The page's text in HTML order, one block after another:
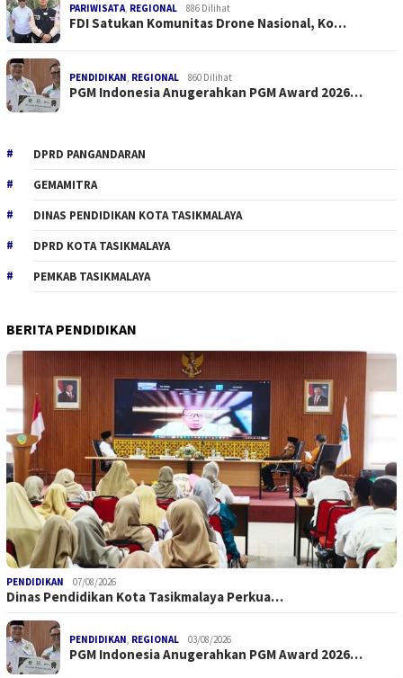
PARIWISATA REGIONAL 886 Dilihat
FDI Satukan Komunitas Drone Nasional, Ko…
PENDIDIKAN REGIONAL 860 Dilihat
PGM Indonesia Anugerahkan PGM Award 2026…
DPRD PANGANDARAN
GEMAMITRA
DINAS PENDIDIKAN KOTA TASIKMALAYA
DPRD KOTA TASIKMALAYA
PEMKAB TASIKMALAYA
BERITA PENDIDIKAN
PENDIDIKAN 07/08/2026
Dinas Pendidikan Kota Tasikmalaya Perkua…
PENDIDIKAN, REGIONAL 03/08/2026
PGM Indonesia Anugerahkan PGM Award 2026…